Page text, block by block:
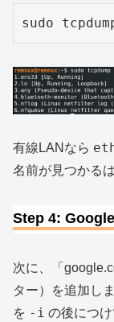
sudo
有線LANなら
名前が見つかる
Step 4:
次に、「
ター）を追加し
を -i の後につけ